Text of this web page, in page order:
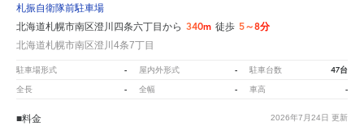
札振自衛隊前駐車場
北海道札幌市南区澄川四条六丁目から 340m 徒歩 5～8分
北海道札幌市南区澄川4条7丁目
駐車場形式 - 屋内外形式 - 駐車台数 47台
全長 - 全幅 - 車高 -
2026年7月24日 更新
■料金